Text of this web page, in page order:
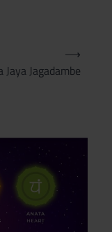
Jagadambe
⟶